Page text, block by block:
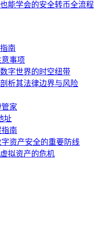
能学会的安全转币全流程
南
事项
字世界的时空纽带
析其法律边界与风险
家
址
南
资产安全的重要防线
拟资产的危机